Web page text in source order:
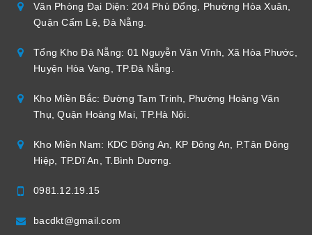
Văn Phòng Đại Diện: 204 Phù Đổng, Phường Hòa Xuân,
Quận Cẩm Lệ, Đà Nẵng.
Tổng Kho Đà Nẵng: 01 Nguyễn Văn Vĩnh, Xã Hòa Phước,
Huyện Hòa Vang, TP.Đà Nẵng.
Kho Miền Bắc: Đường Tam Trinh, Phường Hoàng Văn
Thụ, Quận Hoàng Mai, TP.Hà Nội.
Kho Miền Nam: KDC Đông An, KP Đông An, P.Tân Đông
Hiệp, TP.Dĩ An, T.Bình Dương.
0981.12.19.15
bacdkt@gmail.com